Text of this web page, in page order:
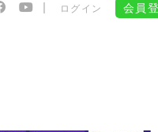
ログイン 会員